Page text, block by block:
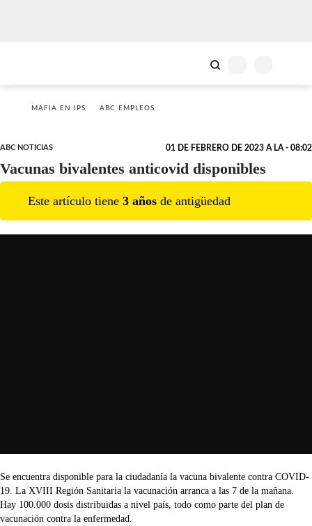
MAFIA EN IPS ABC EMPLEOS
ABC NOTICIAS 01 DE FEBRERO DE 2023 A LA - 08:02
Vacunas bivalentes anticovid disponibles
Este artículo tiene 3 años de antigüedad
Se encuentra disponible para la ciudadanía la vacuna bivalente contra COVID-
19. La XVIII Región Sanitaria la vacunación arranca a las 7 de la mañana.
Hay 100.000 dosis distribuidas a nivel país, todo como parte del plan de
vacunación contra la enfermedad.